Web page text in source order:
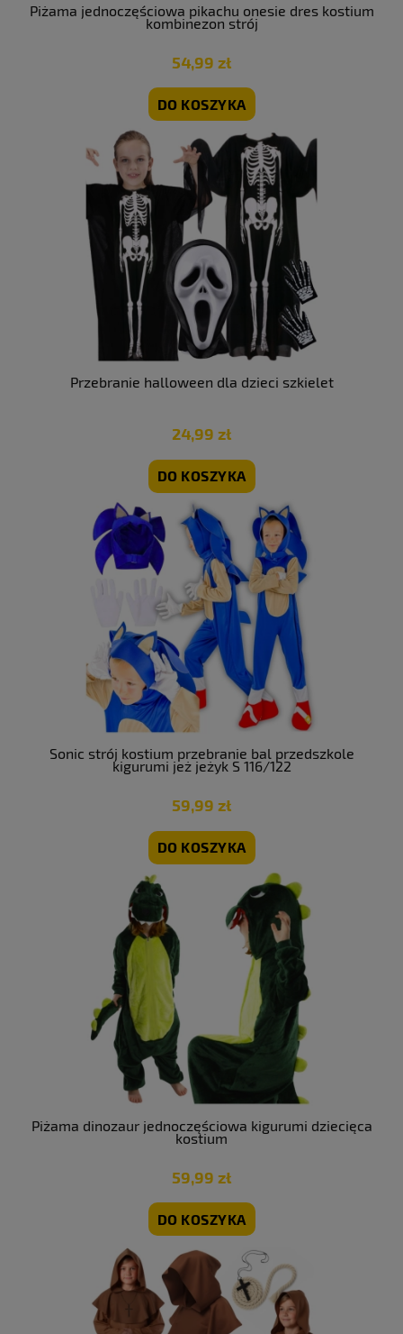
Piżama jednoczęściowa pikachu onesie dres kostium
kombinezon strój
54,99 zł
DO KOSZYKA
Przebranie halloween dla dzieci szkielet
24,99 zł
DO KOSZYKA
Sonic strój kostium przebranie bal przedszkole
kigurumi jeż jeżyk S 116/122
59,99 zł
DO KOSZYKA
Piżama dinozaur jednoczęściowa kigurumi dziecięca
kostium
59,99 zł
DO KOSZYKA